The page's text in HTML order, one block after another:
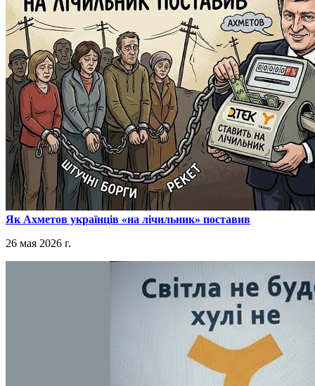
​Як Ахметов українців «на лічильник» поставив
26 мая 2026 г.